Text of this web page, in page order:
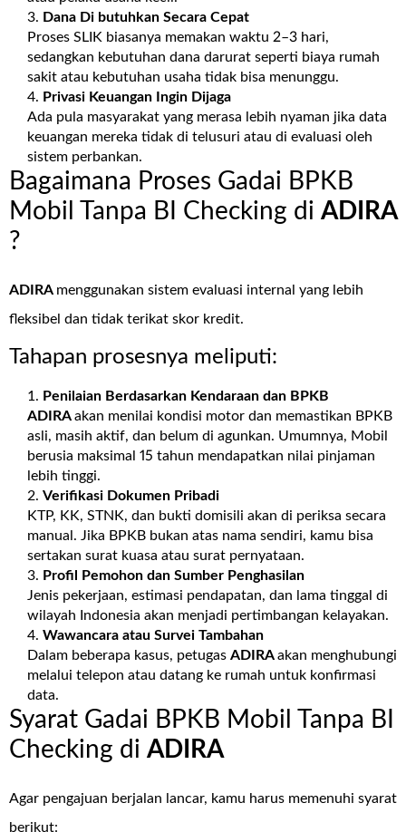
Dana Di butuhkan Secara Cepat
Proses SLIK biasanya memakan waktu 2–3 hari,
sedangkan kebutuhan dana darurat seperti biaya rumah
sakit atau kebutuhan usaha tidak bisa menunggu.
Privasi Keuangan Ingin Dijaga
Ada pula masyarakat yang merasa lebih nyaman jika data
keuangan mereka tidak di telusuri atau di evaluasi oleh
sistem perbankan.
Bagaimana Proses Gadai BPKB
Mobil Tanpa BI Checking di ADIRA
?
ADIRA menggunakan sistem evaluasi internal yang lebih
fleksibel dan tidak terikat skor kredit.
Tahapan prosesnya meliputi:
Penilaian Berdasarkan Kendaraan dan BPKB
ADIRAakan menilai kondisi motor dan memastikan BPKB
asli, masih aktif, dan belum di agunkan. Umumnya, Mobil
berusia maksimal 15 tahun mendapatkan nilai pinjaman
lebih tinggi.
Verifikasi Dokumen Pribadi
KTP, KK, STNK, dan bukti domisili akan di periksa secara
manual. Jika BPKB bukan atas nama sendiri, kamu bisa
sertakan surat kuasa atau surat pernyataan.
Profil Pemohon dan Sumber Penghasilan
Jenis pekerjaan, estimasi pendapatan, dan lama tinggal di
wilayah Indonesia akan menjadi pertimbangan kelayakan.
Wawancara atau Survei Tambahan
Dalam beberapa kasus, petugas ADIRAakan menghubungi
melalui telepon atau datang ke rumah untuk konfirmasi
data.
Syarat Gadai BPKB Mobil Tanpa BI
Checking di ADIRA
Agar pengajuan berjalan lancar, kamu harus memenuhi syarat
berikut: